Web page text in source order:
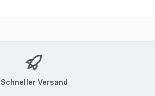
Schneller Versand